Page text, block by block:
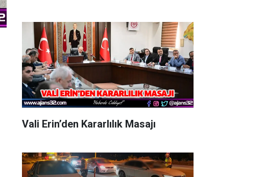
Vali Erin’den Kararlılık Masajı